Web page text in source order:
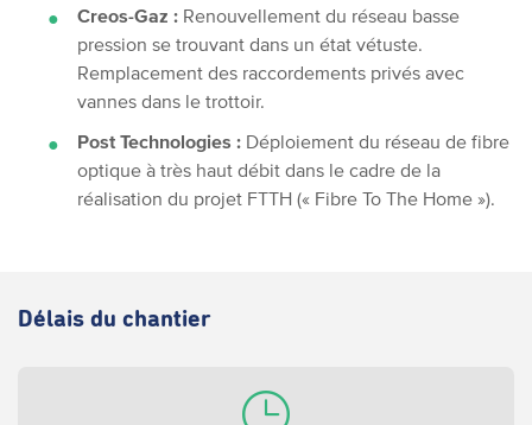
Creos-Gaz : Renouvellement du réseau basse
pression se trouvant dans un état vétuste.
Remplacement des raccordements privés avec
vannes dans le trottoir.
Post Technologies : Déploiement du réseau de fibre
optique à très haut débit dans le cadre de la
réalisation du projet FTTH (« Fibre To The Home »).
Délais du chantier